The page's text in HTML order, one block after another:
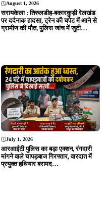
August 1, 2026
सरायकेला : तिरुलडीह-बकारकुड़ी रेलखंड
पर दर्दनाक हादसा, ट्रेन की चपेट में आने से
ग्रामीण की मौत, पुलिस जांच में जुटी…
July 1, 2026
आरआईटी पुलिस का बड़ा एक्शन, रंगदारी
मांगने वाले चापड़बाज गिरफ्तार, वारदात में
प्रयुक्त हथियार बरामद…